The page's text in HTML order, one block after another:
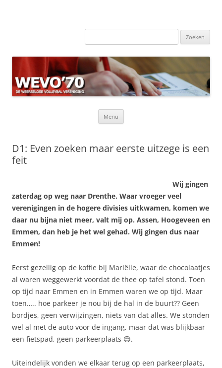
Zoeken
Menu
D1: Even zoeken maar eerste uitzege is een
feit
Wij gingen
zaterdag op weg naar Drenthe. Waar vroeger veel
verenigingen in de hogere divisies uitkwamen, komen we
daar nu bijna niet meer, valt mij op. Assen, Hoogeveen en
Emmen, dan heb je het wel gehad. Wij gingen dus naar
Emmen!
Eerst gezellig op de koffie bij Mariëlle, waar de chocolaatjes
al waren weggewerkt voordat de thee op tafel stond. Toen
op tijd naar Emmen en in Emmen waren we op tijd. Maar
toen….. hoe parkeer je nou bij de hal in de buurt?? Geen
bordjes, geen verwijzingen, niets van dat alles. We stonden
wel al met de auto voor de ingang, maar dat was blijkbaar
een fietspad, geen parkeerplaats 😊.
Uiteindelijk vonden we elkaar terug op een parkeerplaats,